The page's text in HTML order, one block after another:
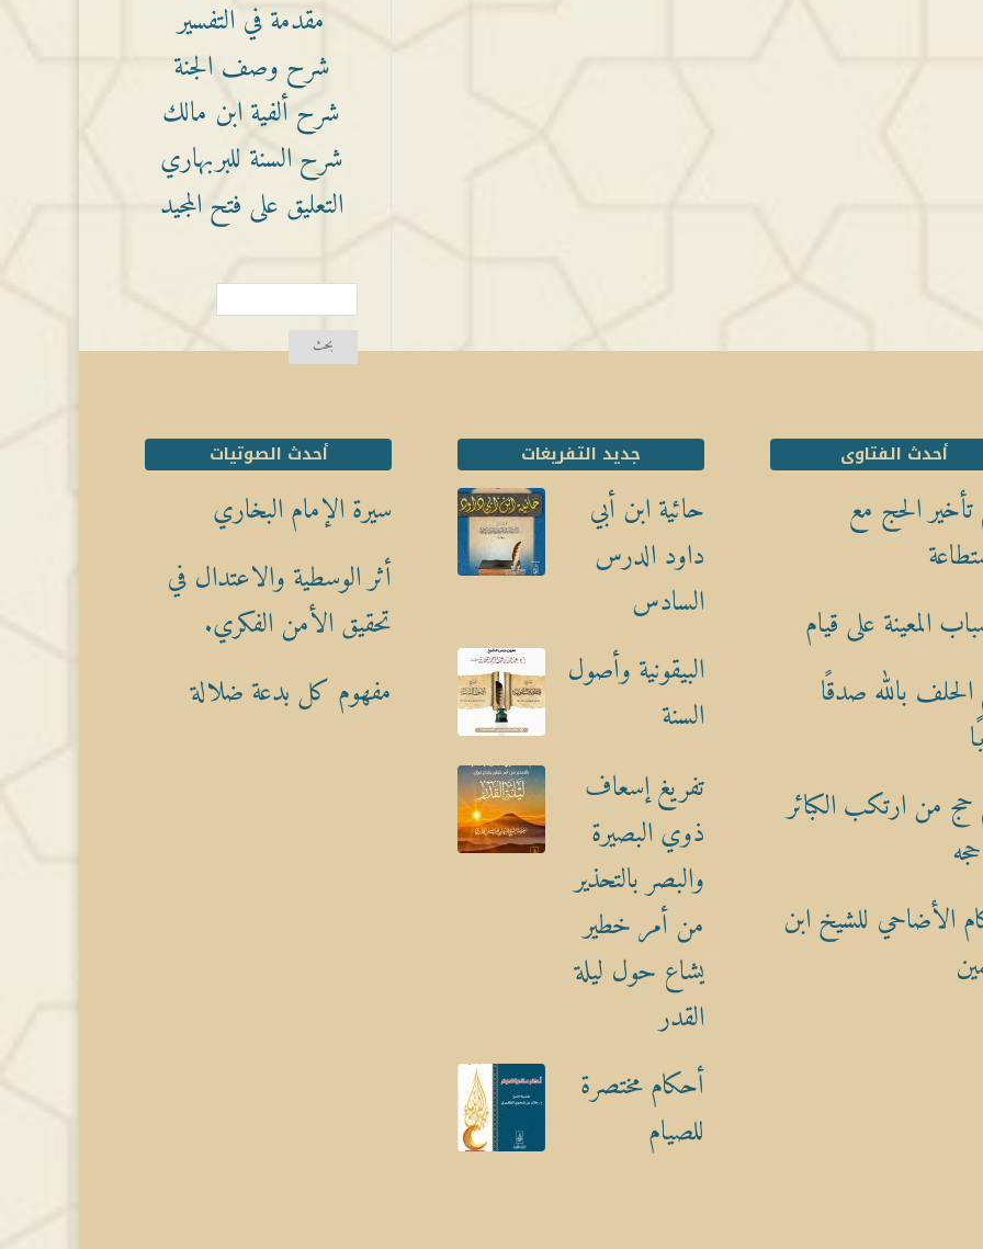
مقدمة في التفسير
شرح وصف الجنة
شرح ألفية ابن مالك
شرح السنة للبربهاري
التعليق على فتح المجيد
أحدث الفتاوى
الحج مع
المعينة على قيام
بالله صدقًا
من ارتكب الكبائر
الأضاحي للشيخ ابن
جديد التفريغات
حائية ابن أبي
داود الدرس
السادس
البيقونية وأصول
السنة
تفريغ إسعاف
ذوي البصيرة
والبصر بالتحذير
من أمر خطير
يشاع حول ليلة
القدر
أحكام مختصرة
للصيام
أحدث الصوتيات
سيرة الإمام البخاري
أثر الوسطية والاعتدال في
تحقيق الأمن الفكري.
مفهوم كل بدعة ضلالة